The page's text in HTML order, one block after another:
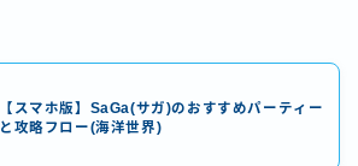
【スマホ版】SaGa(サガ)のおすすめパーティー
と攻略フロー(海洋世界)